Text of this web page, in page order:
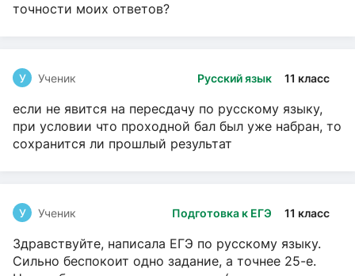
точности моих ответов?
Русский язык 11 класс
У Ученик
если не явится на пересдачу по русскому языку,
при условии что проходной бал был уже набран, то
сохранится ли прошлый результат
Подготовка к ЕГЭ 11 класс
У Ученик
Здравствуйте, написала ЕГЭ по русскому языку.
Сильно беспокоит одно задание, а точнее 25-е.